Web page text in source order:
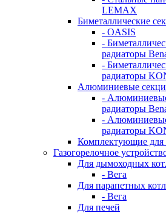
LEMAX
Биметаллические
- OASIS
-
радиаторы
-
радиаторы
Алюминиевые
-
радиаторы
-
радиаторы
Комплектующие для
Газогорелочное
Для дымоходных
- Вега
Для парапетных
- Вега
Для печей